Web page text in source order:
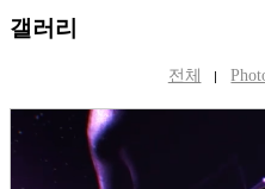
갤러리
전체